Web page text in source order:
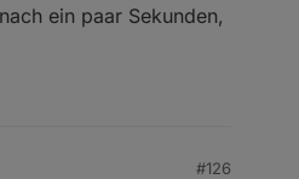
ein paar Sekunden,
#126